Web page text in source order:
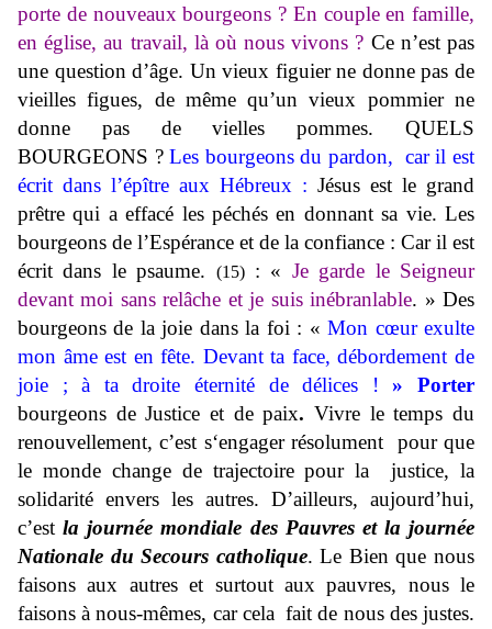
porte de nouveaux bourgeons ? En couple en famille,
en église, au travail, là où nous vivons ? Ce n’est pas
une question d’âge. Un vieux figuier ne donne pas de
vieilles figues, de même qu’un vieux pommier ne
donne pas de vielles pommes. QUELS
BOURGEONS ?Les bourgeons du pardon, car il est
écrit dans l’épître aux Hébreux : Jésus est le grand
prêtre qui a effacé les péchés en donnant sa vie. Les
bourgeons de l’Espérance et de la confiance : Car il est
écrit dans le psaume.
(15): « Je garde le Seigneur
devant moi sans relâche et je suis inébranlable. » Des
bourgeons de la joie dans la foi : «Mon cœur exulte
mon âme est en fête. Devant ta face, débordement de
joie ; à ta droite éternité de délices ! » Porter
bourgeons de Justice et de paix. Vivre le temps du
renouvellement, c’est s‘engager résolument pour que
le monde change de trajectoire pour la justice, la
solidarité envers les autres. D’ailleurs, aujourd’hui,
c’estla journée mondiale des Pauvres et la journée
Nationale du Secours catholique. Le Bien que nous
faisons aux autres et surtout aux pauvres, nous le
faisons à nous-mêmes, car cela fait de nous des justes.